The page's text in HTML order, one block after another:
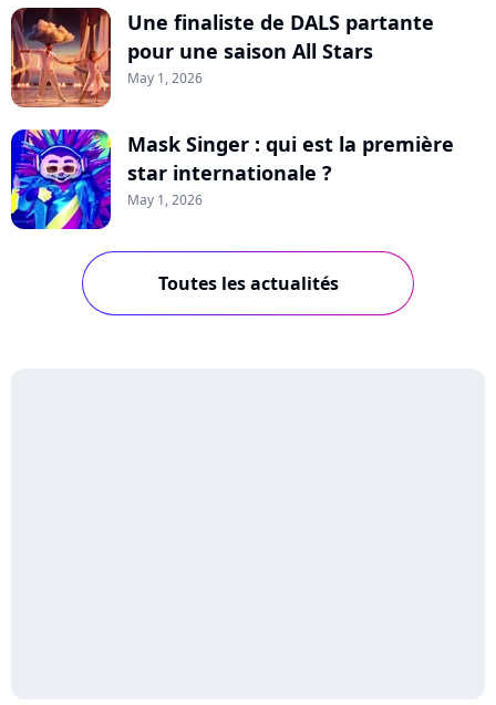
Une finaliste de DALS partante
pour une saison All Stars
May 1, 2026
Mask Singer : qui est la première
star internationale ?
May 1, 2026
Toutes les actualités